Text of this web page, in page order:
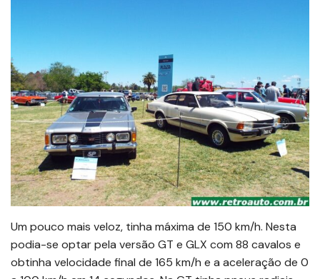
Um pouco mais veloz, tinha máxima de 150 km/h. Nesta
podia-se optar pela versão GT e GLX com 88 cavalos e
obtinha velocidade final de 165 km/h e a aceleração de 0